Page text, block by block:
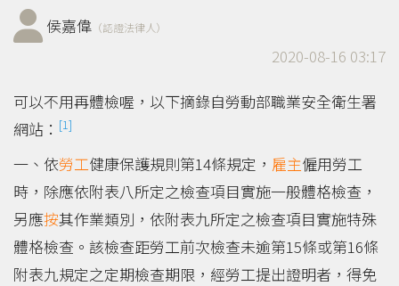
侯嘉偉 （認證法律人）
2020-08-16 03:17
可以不用再體檢喔，以下摘錄自勞動部職業安全衛生署
網站： [1]
一、依勞工健康保護規則第14條規定， 雇主僱用勞工
時，除應依附表八所定之檢查項目實施一般體格檢查，
另應按其作業類別，依附表九所定之檢查項目實施特殊
體格檢查。該檢查距勞工前次檢查未逾第15條或第16條
附表九規定之定期檢查期限，經勞工提出證明者，得免